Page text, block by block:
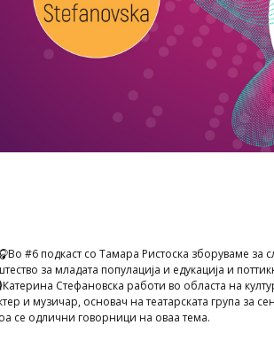
Во #6 подкаст со Тамара Ристоска зборуваме
за младата популација и едукација и
Катерина Стефановска работи во областа на
и музичар, основач на театарската група за
се одлични говорници на оваа тема.